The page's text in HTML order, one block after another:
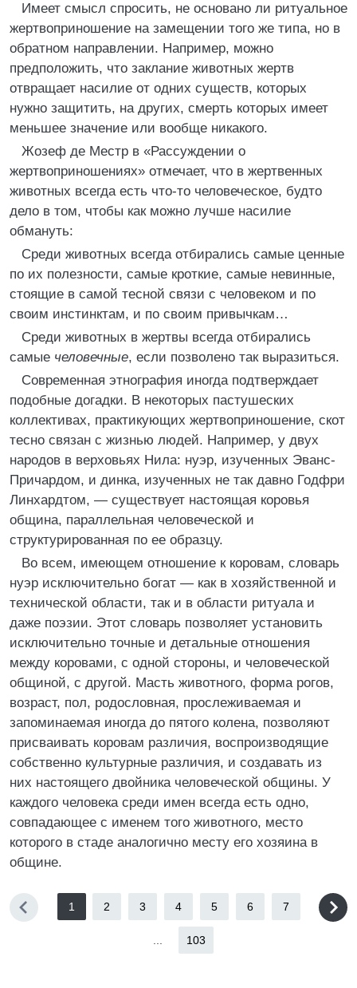
Имеет смысл спросить, не основано ли ритуальное
жертвоприношение на замещении того же типа, но в
обратном направлении. Например, можно
предположить, что заклание животных жертв
отвращает насилие от одних существ, которых
нужно защитить, на других, смерть которых имеет
меньшее значение или вообще никакого.
Жозеф де Местр в «Рассуждении о
жертвоприношениях» отмечает, что в жертвенных
животных всегда есть что-то человеческое, будто
дело в том, чтобы как можно лучше насилие
обмануть:
Среди животных всегда отбирались самые ценные
по их полезности, самые кроткие, самые невинные,
стоящие в самой тесной связи с человеком и по
своим инстинктам, и по своим привычкам…
Среди животных в жертвы всегда отбирались
самые человечные, если позволено так выразиться.
Современная этнография иногда подтверждает
подобные догадки. В некоторых пастушеских
коллективах, практикующих жертвоприношение, скот
тесно связан с жизнью людей. Например, у двух
народов в верховьях Нила: нуэр, изученных Эванс-
Причардом, и динка, изученных не так давно Годфри
Линхардтом, — существует настоящая коровья
община, параллельная человеческой и
структурированная по ее образцу.
Во всем, имеющем отношение к коровам, словарь
нуэр исключительно богат — как в хозяйственной и
технической области, так и в области ритуала и
даже поэзии. Этот словарь позволяет установить
исключительно точные и детальные отношения
между коровами, с одной стороны, и человеческой
общиной, с другой. Масть животного, форма рогов,
возраст, пол, родословная, прослеживаемая и
запоминаемая иногда до пятого колена, позволяют
присваивать коровам различия, воспроизводящие
собственно культурные различия, и создавать из
них настоящего двойника человеческой общины. У
каждого человека среди имен всегда есть одно,
совпадающее с именем того животного, место
которого в стаде аналогично месту его хозяина в
общине.
1 2 3 4 5 6 7
103